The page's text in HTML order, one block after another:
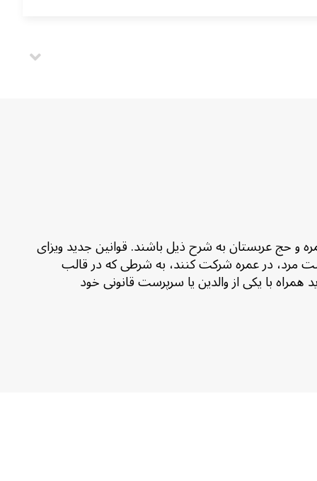
مجموعه‌ای از شرایط ویزای عمره و حج عربستان به شرح ذیل باشند. قوانین جدید ویزای
می‌توانند بدون نیاز به همراهی سرپرست مرد، در عمره شرکت کنند، به شرطی که در قالب
همسر یا پدر خود را، که به‌عنوان محرم تلقی می‌شوند، همراه داشته باشند. افراد زیر 18 سال باید همراه با یکی از والدین یا سرپرست قانونی خود